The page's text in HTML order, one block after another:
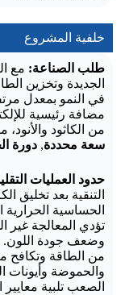
خلفية المشروع
طلب الصناعة: مع
الجديدة وتخزين
في النمو بمعدل
مضافة رئيسية
من الكاثود
سعة محددة, دورة
حدود العمليات
التنقية بعد تخليق
الحساسية
تؤدي المعالجة غير
وضعف جودة اللون.
من الطاقة وتكافح
والحموضة وأيونات
الصعب تلبية معايير